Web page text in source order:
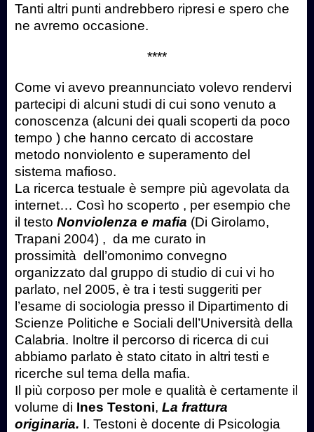
Tanti altri punti andrebbero ripresi e spero che
ne avremo occasione.
****
Come vi avevo preannunciato volevo rendervi
partecipi di alcuni studi di cui sono venuto a
conoscenza (alcuni dei quali scoperti da poco
tempo ) che hanno cercato di accostare
metodo nonviolento e superamento del
sistema mafioso.
La ricerca testuale è sempre più agevolata da
internet… Così ho scoperto , per esempio che
il testo Nonviolenza e mafia (Di Girolamo,
Trapani 2004) , da me curato in
prossimità dell’omonimo convegno
organizzato dal gruppo di studio di cui vi ho
parlato, nel 2005, è tra i testi suggeriti per
l’esame di sociologia presso il Dipartimento di
Scienze Politiche e Sociali dell’Università della
Calabria. Inoltre il percorso di ricerca di cui
abbiamo parlato è stato citato in altri testi e
ricerche sul tema della mafia.
Il più corposo per mole e qualità è certamente il
volume di Ines Testoni, La frattura
originaria. I. Testoni è docente di Psicologia